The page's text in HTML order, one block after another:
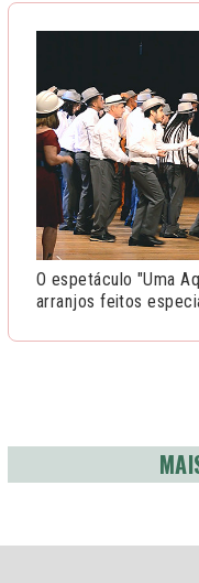
O espetáculo "Uma
arranjos feitos